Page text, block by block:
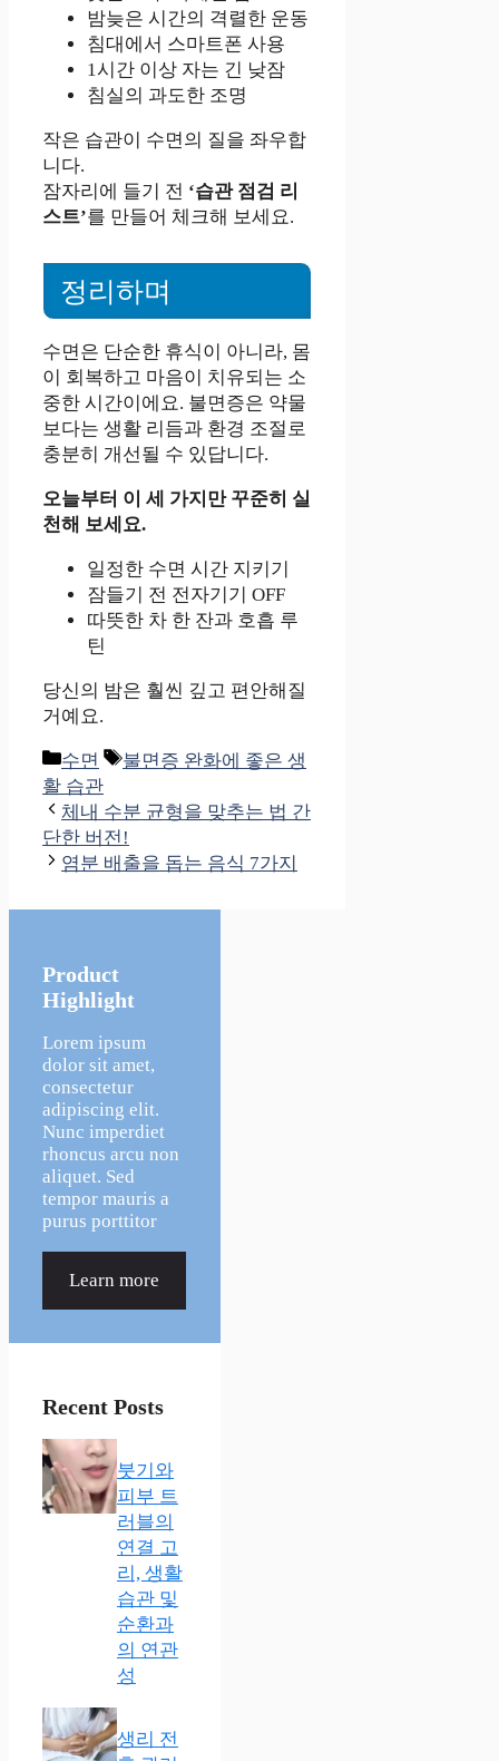
밤늦은 시간의 격렬한 운동
침대에서 스마트폰 사용
1시간 이상 자는 긴 낮잠
침실의 과도한 조명
작은 습관이 수면의 질을 좌우합
니다.
잠자리에 들기 전 ‘습관 점검 리
스트’를 만들어 체크해 보세요.
정리하며
수면은 단순한 휴식이 아니라, 몸
이 회복하고 마음이 치유되는 소
중한 시간이에요. 불면증은 약물
보다는 생활 리듬과 환경 조절로
충분히 개선될 수 있답니다.
오늘부터 이 세 가지만 꾸준히 실
천해 보세요.
일정한 수면 시간 지키기
잠들기 전 전자기기 OFF
따뜻한 차 한 잔과 호흡 루
틴
당신의 밤은 훨씬 깊고 편안해질
거예요.
카
테
고
리
수면
태
불면증 완화에 좋은 생
활 습관
체내 수분 균형을 맞추는 법 간
단한 버전!
염분 배출을 돕는 음식 7가지
Product
Highlight
Lorem ipsum
dolor sit amet,
consectetur
adipiscing elit.
Nunc imperdiet
rhoncus arcu non
aliquet. Sed
tempor mauris a
purus porttitor
Learn more
Recent Posts
붓기와
피부 트
러블의
연결 고
리, 생활
습관 및
순환과
의 연관
성
생리 전